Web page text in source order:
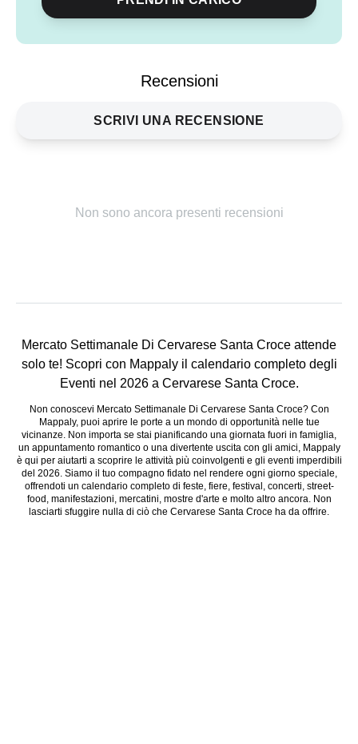
Recensioni
SCRIVI UNA RECENSIONE
Non sono ancora presenti recensioni
Mercato Settimanale Di Cervarese Santa Croce attende
solo te! Scopri con Mappaly il calendario completo degli
Eventi nel 2026 a Cervarese Santa Croce.
Non conoscevi Mercato Settimanale Di Cervarese Santa Croce? Con
Mappaly, puoi aprire le porte a un mondo di opportunità nelle tue
vicinanze. Non importa se stai pianificando una giornata fuori in famiglia,
un appuntamento romantico o una divertente uscita con gli amici, Mappaly
è qui per aiutarti a scoprire le attività più coinvolgenti e gli eventi imperdibili
del 2026. Siamo il tuo compagno fidato nel rendere ogni giorno speciale,
offrendoti un calendario completo di feste, fiere, festival, concerti, street-
food, manifestazioni, mercatini, mostre d'arte e molto altro ancora. Non
lasciarti sfuggire nulla di ciò che Cervarese Santa Croce ha da offrire.
Condividievento